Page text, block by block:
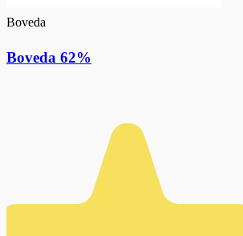
Boveda
Boveda 62%